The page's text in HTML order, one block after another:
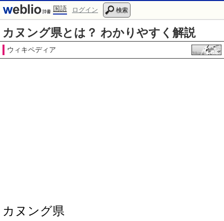
国語 ログイン 検索
カヌング県とは？ わかりやすく解説
ウィキペディア
カヌング県